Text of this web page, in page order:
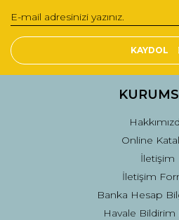
Ürün resmi kalitesiz, bozuk veya
Ürün açıklamasında eksik bilgiler
Ürün fiyatı diğer sitelerden daha
Gönder
KAYDOL
Online
İletişim
İletişim
Banka Hesap
Havale